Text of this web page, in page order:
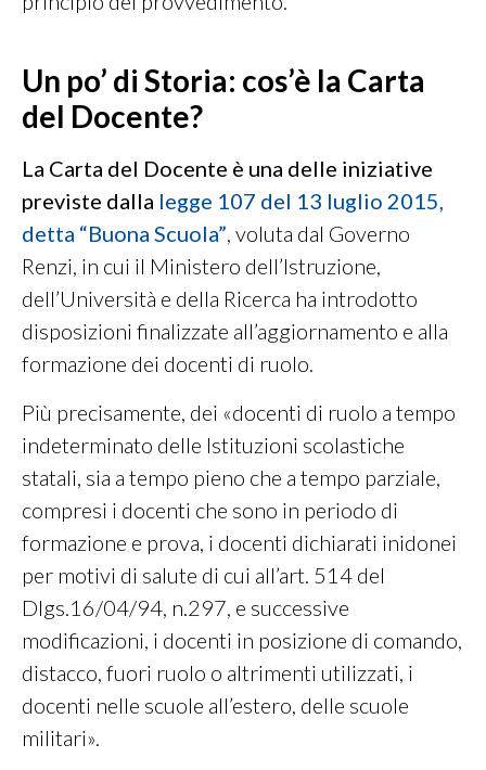
Un po’ di Storia: cos’è la Carta
del Docente?
La Carta del Docente è una delle iniziative
previste dalla legge 107 del 13 luglio 2015,
detta “Buona Scuola”, voluta dal Governo
Renzi, in cui il Ministero dell’Istruzione,
dell’Università e della Ricerca ha introdotto
disposizioni finalizzate all’aggiornamento e alla
formazione dei docenti di ruolo.
Più precisamente, dei «docenti di ruolo a tempo
indeterminato delle Istituzioni scolastiche
statali, sia a tempo pieno che a tempo parziale,
compresi i docenti che sono in periodo di
formazione e prova, i docenti dichiarati inidonei
per motivi di salute di cui all’art. 514 del
Dlgs.16/04/94, n.297, e successive
modificazioni, i docenti in posizione di comando,
distacco, fuori ruolo o altrimenti utilizzati, i
docenti nelle scuole all’estero, delle scuole
militari».